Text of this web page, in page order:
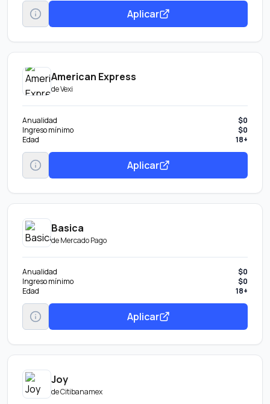
Aplicar
American Express
deVexi
Anualidad
$0
Ingreso mínimo
$0
Edad
18+
Aplicar
Basica
deMercado Pago
Anualidad
$0
Ingreso mínimo
$0
Edad
18+
Aplicar
Joy
deCitibanamex